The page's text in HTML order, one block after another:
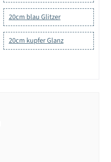
20cm blau Glitzer
20cm kupfer Glanz